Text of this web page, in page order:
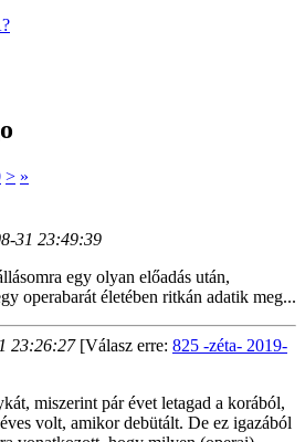
> »
31 23:49:39
egy olyan előadás után,
operabarát életében ritkán adatik meg...
23:26:27[Válasz erre: 825 -zéta- 2019-
miszerint pár évet letagad a korából,
volt, amikor debütált. De ez igazából